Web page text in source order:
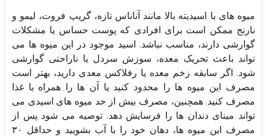
میوه های با اسیدیته بالا مانند آناناس تازه، گریپ فروت، لیمو و
نارنج ممکن است برای افرادی که پوست حساس یا مشکلات
گوارشی دارند، مناسب نباشد. اسید موجود در این میوه ها می
تواند باعث تحریک معده، سوزش سردل یا ناراحتی گوارشی
شود. اگر سابقه زخم معده یا رفلاکس معدی دارید، بهتر است
مصرف این میوه ها را محدود کنید یا آن ها را همراه با غذا
مصرف کنید. همچنین، مصرف بیش از حد میوه های اسیدی می
تواند مینای دندان ها را فرسایش دهد. توصیه می شود پس از
مصرف این میوه ها، دهان خود را با آب بشویید و حداقل ۳۰